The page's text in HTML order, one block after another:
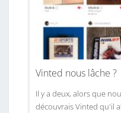
Vinted nous lâche ?
Il y a deux, alors que
découvrais Vinted qu'il